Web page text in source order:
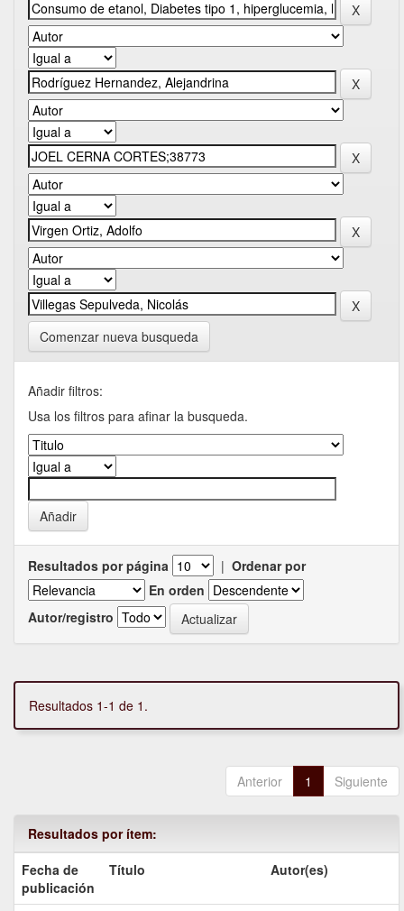
Comenzar nueva busqueda
Añadir filtros:
Usa los filtros para afinar la busqueda.
Resultados por página | Ordenar por
En orden
Autor/registro
Resultados 1-1 de 1.
Anterior 1 Siguiente
Resultados por ítem:
Fecha de
publicación
Título Autor(es)